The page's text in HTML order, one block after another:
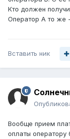
Кто должен
Оператор А то же
Вставить ник
Вообще прием
оплаты оператору